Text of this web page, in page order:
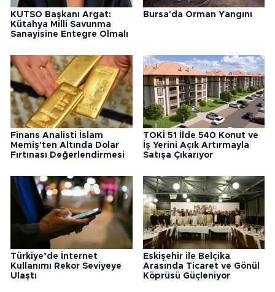
KUTSO Başkanı Argat:
Kütahya Milli Savunma
Sanayisine Entegre Olmalı
Bursa'da Orman Yangını
Finans Analisti İslam
Memiş'ten Altında Dolar
Fırtınası Değerlendirmesi
TOKİ 51 İlde 540 Konut ve
İş Yerini Açık Artırmayla
Satışa Çıkarıyor
Türkiye’de İnternet
Kullanımı Rekor Seviyeye
Ulaştı
Eskişehir ile Belçika
Arasında Ticaret ve Gönül
Köprüsü Güçleniyor